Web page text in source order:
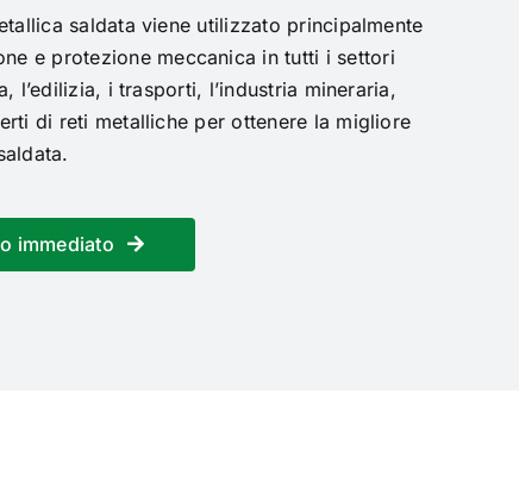
saldata viene utilizzato principalmente
e protezione meccanica in tutti i settori
l’edilizia, i trasporti, l’industria mineraria,
di reti metalliche per ottenere la migliore
immediato